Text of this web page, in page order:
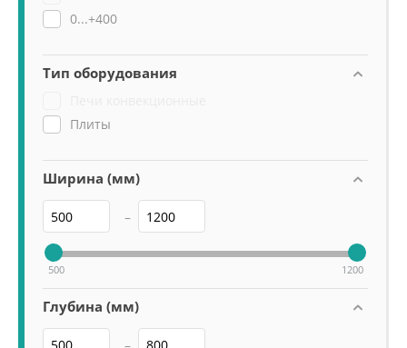
0...+400
Тип оборудования
Плиты
Ширина (мм)
–
500 1200
Глубина (мм)
–